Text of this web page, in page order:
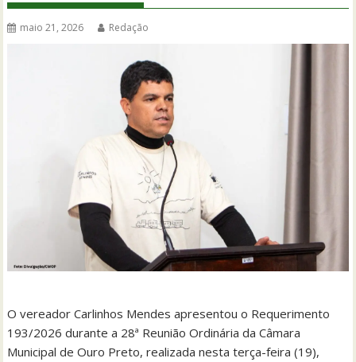
maio 21, 2026 Redação
O vereador Carlinhos Mendes apresentou o Requerimento
193/2026 durante a 28ª Reunião Ordinária da Câmara
Municipal de Ouro Preto, realizada nesta terça-feira (19),